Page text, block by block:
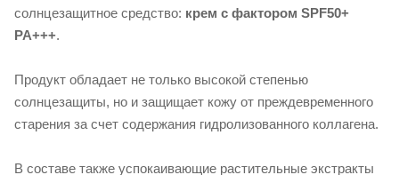
солнцезащитное средство: крем с фактором SPF50+
PA+++.
Продукт обладает не только высокой степенью
солнцезащиты, но и защищает кожу от преждевременного
старения за счет содержания гидролизованного коллагена.
В составе также успокаивающие растительные экстракты